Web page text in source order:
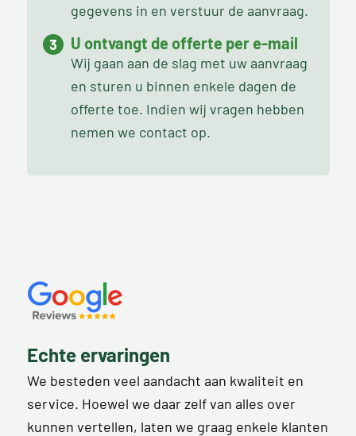
gegevens in en verstuur de aanvraag.
U ontvangt de offerte per e-mail
Wij gaan aan de slag met uw aanvraag
en sturen u binnen enkele dagen de
offerte toe. Indien wij vragen hebben
nemen we contact op.
Echte ervaringen
We besteden veel aandacht aan kwaliteit en
service. Hoewel we daar zelf van alles over
kunnen vertellen, laten we graag enkele klanten